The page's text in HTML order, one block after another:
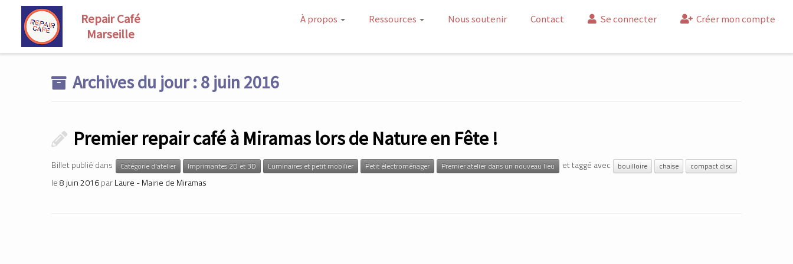
À propos Ressources Nous soutenir Contact Se connecter Créer mon compte
Archives du jour :8 juin 2016
Premier repair café à Miramas lors de Nature en Fête !
Billet publié dans Catégorie d'atelier Imprimantes 2D et 3D Luminaires et petit mobilier Petit électroménager Premier atelier dans un nouveau lieu et taggé avec bouilloire chaise compact disc
le8 juin 2016parLaure - Mairie de Miramas